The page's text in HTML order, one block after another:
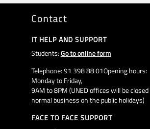
Contact
IT HELP AND SUPPORT
Students:Go to online form
Telephone: 91 398 88 01Opening hours:
Monday to Friday,
9AM to 8PM (UNED offices will be
normal business on the public holidays)
FACE TO FACE SUPPORT